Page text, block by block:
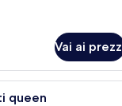
Vai ai
d'albergo con due
queen